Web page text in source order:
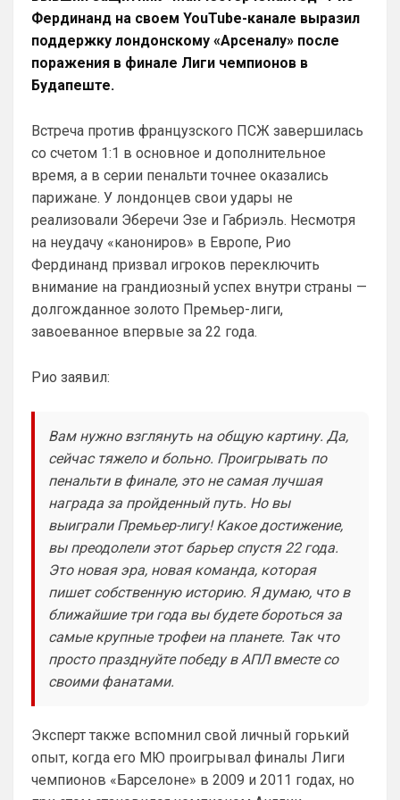
Фердинанд на своем YouTube-канале выразил
поддержку лондонскому «Арсеналу» после
поражения в финале Лиги чемпионов в
Будапеште.
Встреча против французского ПСЖ завершилась
со счетом 1:1 в основное и дополнительное
время, а в серии пенальти точнее оказались
парижане. У лондонцев свои удары не
реализовали Эберечи Эзе и Габриэль. Несмотря
на неудачу «канониров» в Европе, Рио
Фердинанд призвал игроков переключить
внимание на грандиозный успех внутри страны —
долгожданное золото Премьер-лиги,
завоеванное впервые за 22 года.
Рио заявил:
Вам нужно взглянуть на общую картину. Да,
сейчас тяжело и больно. Проигрывать по
пенальти в финале, это не самая лучшая
награда за пройденный путь. Но вы
выиграли Премьер-лигу! Какое достижение,
вы преодолели этот барьер спустя 22 года.
Это новая эра, новая команда, которая
пишет собственную историю. Я думаю, что в
ближайшие три года вы будете бороться за
самые крупные трофеи на планете. Так что
просто празднуйте победу в АПЛ вместе со
своими фанатами.
Эксперт также вспомнил свой личный горький
опыт, когда его МЮ проигрывал финалы Лиги
чемпионов «Барселоне» в 2009 и 2011 годах, но
нужно быть конченным отморозью, чтобы
выбрать этот клуб. Одно дело при РА,
Приезжайте к нам на базу , трофеи
большие посмотрите , на игроков
дорогих тоже …а то у вас из дорогого
Канонир• 20:27
Отмечу сразу, что мы тоже через это
прошли, ужасное время было
трансферов, после Венгера, но и сейчас
нет надежды, что все удержится, уж
больно хрупко все в нашем доме.
Однако предпочтительней выбрать
Арсенал сейчас, чем Челси, и при этом,
нет даже аргумента ни одного в пользу
бесполезного Челси
Аристократ• 20:27
Отмечу сразу, что мы тоже через это
Канонир
Ответ для Аристократ
Как там дела с трансфером Роджерса ?Или
Винисиуса ?Может есть успехи в
подписании Альвареса ?)Я смотрю Арсенал
прям магн
и слава богу, что ни одного из них не
взяли. Винисиуса лишь, наверное ты
хочешь получить, надеюсь в Челси
такой бредовой идеей не страдают. Что
касается Роджерса, то сумма трансфера
и сам футболист, явно переоценен,
поэтому не потеря. Поверь, товарищ, все
еще будет у нас, время есть
Отмечу сразу, что мы тоже через это
прошли, ужасное время было трансферов,
после Венгера, но и сейчас нет надежды,
что в
Мы что и умели всегда так это покупать